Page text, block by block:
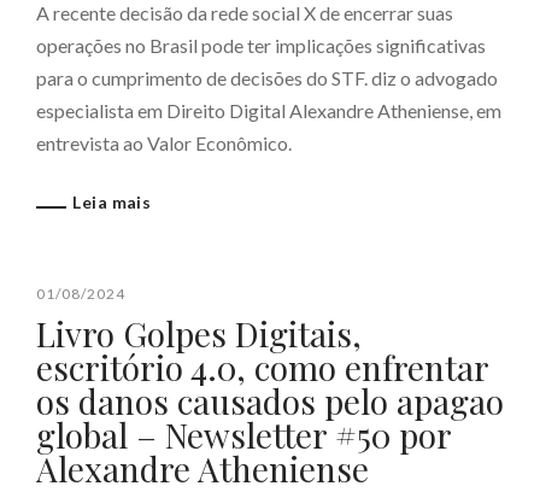
A recente decisão da rede social X de encerrar suas
operações no Brasil pode ter implicações significativas
para o cumprimento de decisões do STF. diz o advogado
especialista em Direito Digital Alexandre Atheniense, em
entrevista ao Valor Econômico.
Leia mais
01/08/2024
Livro Golpes Digitais,
escritório 4.0, como enfrentar
os danos causados pelo apagao
global – Newsletter #50 por
Alexandre Atheniense